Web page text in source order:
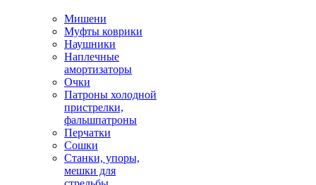
Мишени
Муфты коврики
Наушники
Наплечные
амортизаторы
Очки
Патроны холодной
пристрелки,
фальшпатроны
Перчатки
Сошки
Станки, упоры,
мешки для